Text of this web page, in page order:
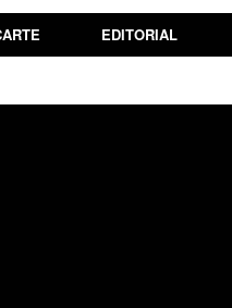
EDITORIAL